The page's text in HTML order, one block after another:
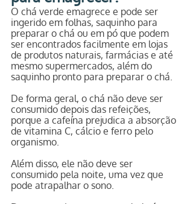
O chá verde emagrece e pode ser
ingerido em folhas, saquinho para
preparar o chá ou em pó que podem
ser encontrados facilmente em lojas
de produtos naturais, farmácias e até
mesmo supermercados, além do
saquinho pronto para preparar o chá.
De forma geral, o chá não deve ser
consumido depois das refeições,
porque a cafeína prejudica a absorção
de vitamina C, cálcio e ferro pelo
organismo.
Além disso, ele não deve ser
consumido pela noite, uma vez que
pode atrapalhar o sono.